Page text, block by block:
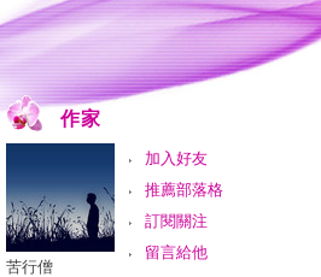
作家
加入好友
推薦部落格
訂閱關注
留言給他
苦行僧